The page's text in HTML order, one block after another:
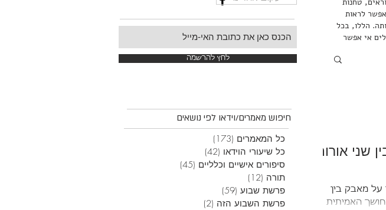
לחץ להרשמה
חיפוש מאמרים/וידאו לפי נושאים
כל המאמרים (173)
כל שיעורי הוידאו (42)
סיפורים אישיים וכלליים (45)
תורה (12)
פרשת שבוע (59)
פרשת השבוע הזה (2)
לראות
הללו, בכל
אי אפשר
שני אורות
על מאבק בין
האמיתית